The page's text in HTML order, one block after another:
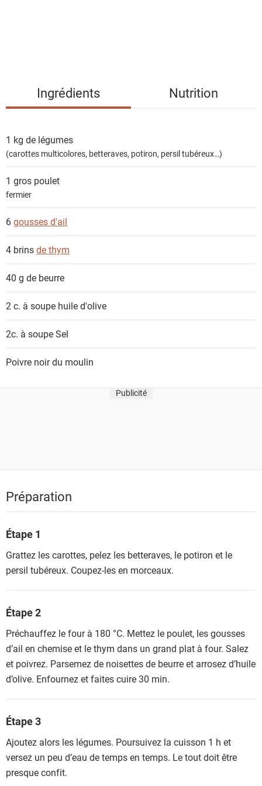
e
n
t
Ingrédients Nutrition
1 kg de légumes
(carottes multicolores, betteraves, potiron, persil tubéreux…)
1 gros poulet
fermier
6gousses d'ail
4 brinsde thym
40 g de beurre
2 c. à soupe huile d'olive
2c. à soupeSel
Poivre noir du moulin
Publicité
Préparation
Étape 1
Grattez les carottes, pelez les betteraves, le potiron et le
persil tubéreux. Coupez-les en morceaux.
Étape 2
Préchauffez le four à 180 °C. Mettez le poulet, les gousses
d’ail en chemise et le thym dans un grand plat à four. Salez
et poivrez. Parsemez de noisettes de beurre et arrosez d’huile
d’olive. Enfournez et faites cuire 30 min.
Étape 3
Ajoutez alors les légumes. Poursuivez la cuisson 1 h et
versez un peu d’eau de temps en temps. Le tout doit être
presque confit.